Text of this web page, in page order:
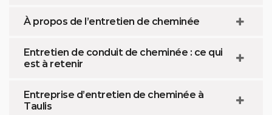
À propos de l’entretien de cheminée
Entretien de conduit de cheminée : ce qui
est à retenir
Entreprise d’entretien de cheminée à
Taulis